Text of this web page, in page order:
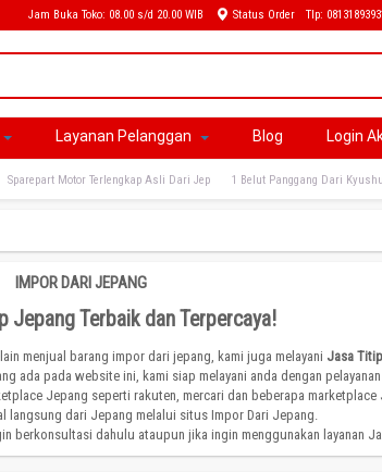
Jam Buka Toko: 08.00 s/d 20.00 WIB Status Order Tlp:
Layanan Pelanggan Blog Login
Sparepart Motor Terlengkap Asli Dari Jep 1 Belut Panggang Dari
IMPOR DARI JEPANG
Jepang Terbaik dan Terpercaya!
menjual barang impor dari jepang, kami juga melayani Jasa
ada pada website ini, kami siap melayani anda dengan
Jepang seperti rakuten, mercari dan beberapa
langsung dari Jepang melalui situs Impor Dari Jepang.
berkonsultasi dahulu ataupun jika ingin menggunakan layanan